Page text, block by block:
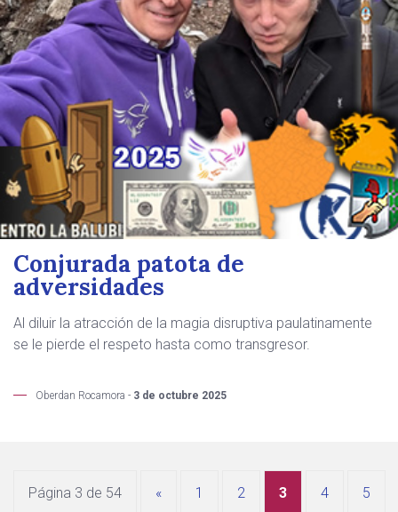
Conjurada patota de
adversidades
Al diluir la atracción de la magia disruptiva paulatinamente
se le pierde el respeto hasta como transgresor.
Oberdan Rocamora - 3 de octubre 2025
Página 3 de 54 « 1 2 3 4 5